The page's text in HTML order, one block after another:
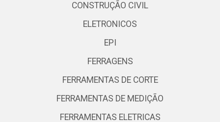
CONSTRUÇÃO CIVIL
ELETRONICOS
EPI
FERRAGENS
FERRAMENTAS DE CORTE
FERRAMENTAS DE MEDIÇÃO
FERRAMENTAS ELETRICAS